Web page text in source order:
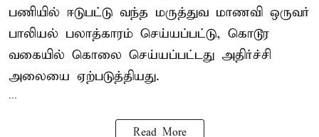
பணியில் ஈடுபட்டு வந்த மருத்துவ மாணவி ஒருவர்
பாலியல் பலாத்காரம் செய்யப்பட்டு, கொடூர
வகையில் கொலை செய்யப்பட்டது அதிர்ச்சி
அலையை ஏற்படுத்தியது.
...
Read More